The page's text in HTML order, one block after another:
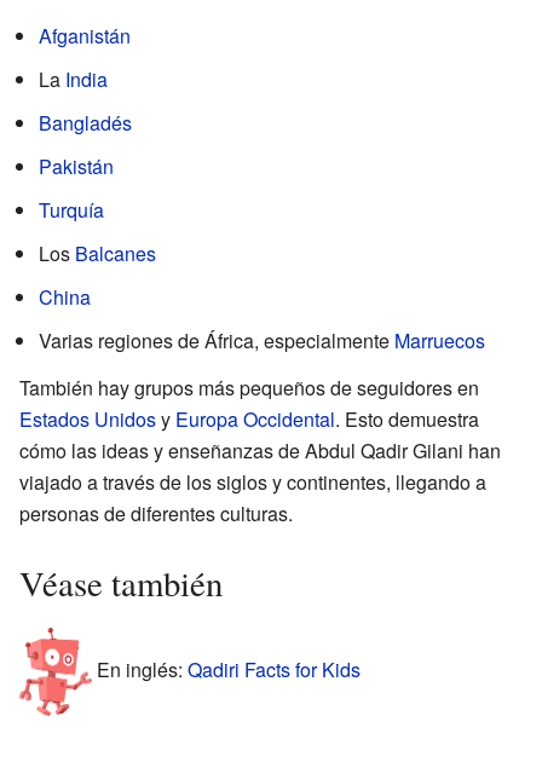
Afganistán
La India
Bangladés
Pakistán
Turquía
Los Balcanes
China
Varias regiones de África, especialmente Marruecos
También hay grupos más pequeños de seguidores en
Estados Unidosy Europa Occidental. Esto demuestra
cómo las ideas y enseñanzas de Abdul Qadir Gilani han
viajado a través de los siglos y continentes, llegando a
personas de diferentes culturas.
Véase también
En inglés: Qadiri Facts for Kids